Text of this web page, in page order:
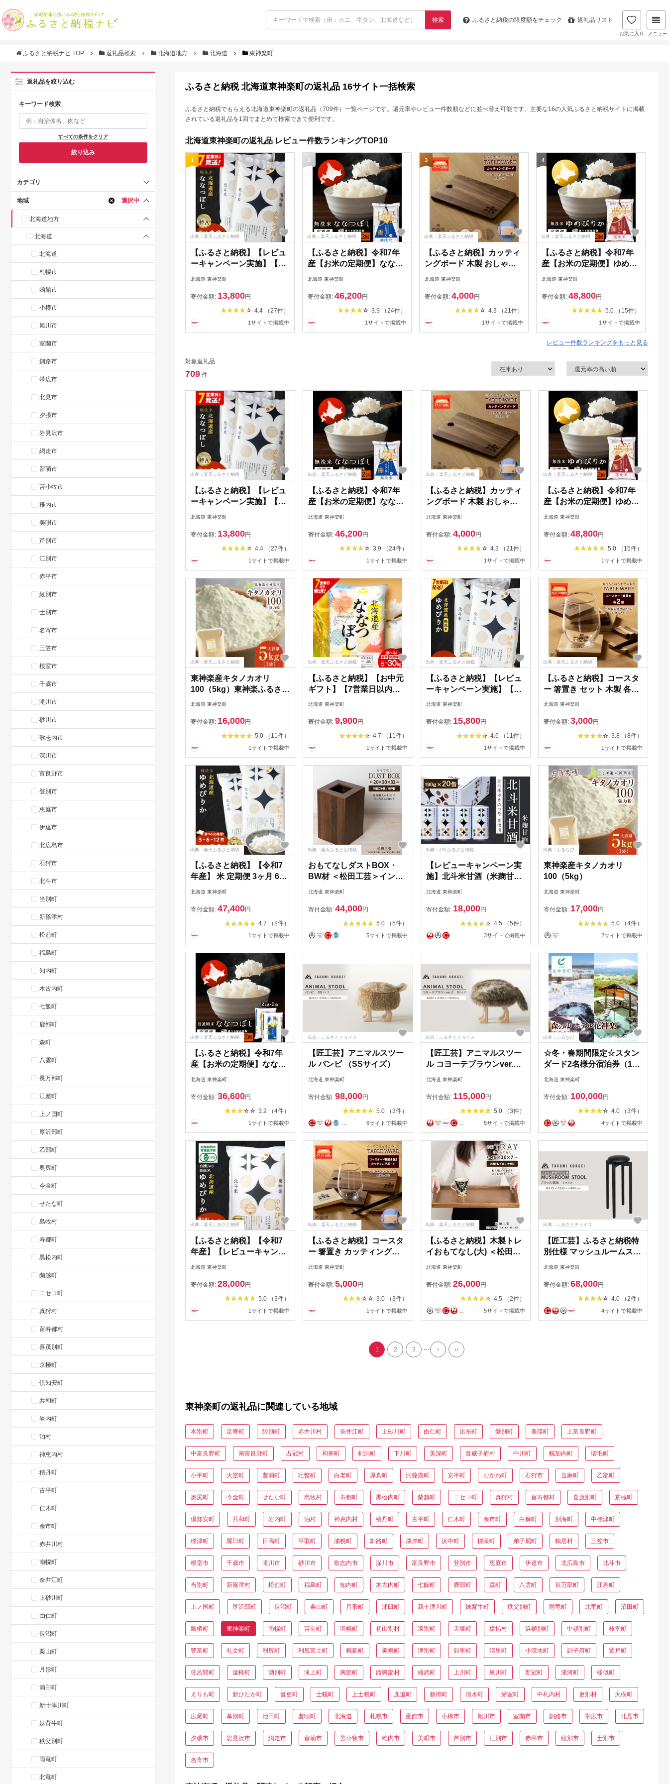
検索 ふるさと納税の限度額をチェック 返礼品リスト
お気に入り メニュー
ふるさと納税ナビ TOP 返礼品検索 北海道地方 北海道 東神楽町
返礼品を絞り込む
キーワード検索
すべての条件をクリア
絞り込み
カテゴリ
地域 選択中
北海道地方
北海道
北海道
札幌市
函館市
小樽市
旭川市
室蘭市
釧路市
帯広市
北見市
夕張市
岩見沢市
網走市
留萌市
苫小牧市
稚内市
美唄市
芦別市
江別市
赤平市
紋別市
士別市
名寄市
三笠市
根室市
千歳市
滝川市
砂川市
歌志内市
深川市
富良野市
登別市
恵庭市
伊達市
北広島市
石狩市
北斗市
当別町
新篠津村
松前町
福島町
知内町
木古内町
七飯町
鹿部町
森町
八雲町
長万部町
江差町
上ノ国町
厚沢部町
乙部町
奥尻町
今金町
せたな町
島牧村
寿都町
黒松内町
蘭越町
ニセコ町
真狩村
留寿都村
喜茂別町
京極町
倶知安町
共和町
岩内町
泊村
神恵内村
積丹町
古平町
仁木町
余市町
赤井川村
南幌町
奈井江町
上砂川町
由仁町
長沼町
栗山町
月形町
浦臼町
新十津川町
妹背牛町
秩父別町
雨竜町
北竜町
ふるさと納税 北海道東神楽町の返礼品 16サイト一括検索
ふるさと納税でもらえる北海道東神楽町の返礼品（709件）一覧ページです。還元率やレビュー件数順などに並べ替え可能です。主要な16の人気ふるさと納税サイトに掲載
されている返礼品を1回でまとめて検索できて便利です。
北海道東神楽町の返礼品 レビュー件数ランキングTOP10
1
出典：楽天ふるさと納税
【ふるさと納税】【レビュ
ーキャンペーン実施】【7
営業日以内発送】【令和7
選べる5kg〜30kg 選べる発
送月ふるさと納税 お米 ふ
るさと納税 北海道米 北海
道産お米 東神楽 ふるさと
ト
北海道 東神楽町
寄付金額: 13,800円
4.4 （27件）
1サイトで掲載中
2
出典：楽天ふるさと納税
【ふるさと納税】令和7年
産【お米の定期便】ななつ
ぼし 5kg 《無洗米》 選べ
ふるさと納税 北海道米 北
海道産お米 東神楽 ふるさ
と納税米 お米 道産米 人気
ブランド 米 こめ ふるさと
北海道 東神楽町
寄付金額: 46,200円
3.9 （24件）
1サイトで掲載中
3
出典：楽天ふるさと納税
【ふるさと納税】カッティ
ングボード 木製 おしゃれ
アウトドア 雑貨 まな板＜
調理 木製 調理器具 雑貨 北
海道 東神楽町 ふるさと納
税 北海道
北海道 東神楽町
寄付金額: 4,000円
4.3 （21件）
1サイトで掲載中
4
出典：楽天ふるさと納税
【ふるさと納税】令和7年
産【お米の定期便】ゆめぴ
りか 5kg 《無洗米》 選べ
ふるさと納税 北海道米 北
海道産お米 東神楽 ふるさ
と納税米 お米 道産米 人気
ブランド 米 こめ ふるさと
納税 秋 旬
北海道 東神楽町
寄付金額: 48,800円
5.0 （15件）
1サイトで掲載中
レビュー件数ランキングをもっと見る
対象返礼品
709 件
出典：楽天ふるさと納税
【ふるさと納税】【レビュ
ーキャンペーン実施】【7
営業日以内発送】【令和7
選べる5kg〜30kg 選べる発
送月ふるさと納税 お米 ふ
るさと納税 北海道米 北海
道産お米 東神楽 ふるさと
納税米 お米 柳沼 道産米 人
気ブランド 米 こめ 夏ギフ
ト
北海道 東神楽町
寄付金額: 13,800円
4.4 （27件）
1サイトで掲載中
出典：楽天ふるさと納税
【ふるさと納税】令和7年
産【お米の定期便】ななつ
ぼし 5kg 《無洗米》 選べ
ふるさと納税 北海道米 北
海道産お米 東神楽 ふるさ
と納税米 お米 道産米 人気
ブランド 米 こめ ふるさと
納税 秋 旬 【J165】
北海道 東神楽町
寄付金額:46,200円
3.9 （24件）
1サイトで掲載中
出典：楽天ふるさと納税
【ふるさと納税】カッティ
ングボード 木製 おしゃれ
アウトドア 雑貨 まな板＜
調理 木製 調理器具 雑貨 北
海道 東神楽町 ふるさと納
税 北海道
北海道 東神楽町
寄付金額: 4,000円
4.3 （21件）
1サイトで掲載中
出典：楽天ふるさと納税
【ふるさと納税】令和7年
産【お米の定期便】ゆめぴ
りか 5kg 《無洗米》 選べ
ふるさと納税 北海道米 北
海道産お米 東神楽 ふるさ
と納税米 お米 道産米 人気
ブランド 米 こめ ふるさと
納税 秋 旬
北海道 東神楽町
寄付金額: 48,800円
5.0 （15件）
1サイトで掲載中
出典：楽天ふるさと納税
東神楽産キタノカオリ
100（5kg）東神楽ふるさと
納税 北海道ふるさと納税
リ100 強力粉
北海道 東神楽町
寄付金額: 16,000円
5.0 （11件）
1サイトで掲載中
出典：楽天ふるさと納税
【ふるさと納税】【お中元
ギフト】【7営業日以内発
送】北海道産 ななつぼし
べる発送時期ふるさと納税
お米 ふるさと納税 北海道
米 北海道産お米 東神楽 ふ
産米 人気ブランド 米 こめ
北海道 東神楽町
寄付金額:9,900円
4.7 （11件）
1サイトで掲載中
出典：楽天ふるさと納税
【ふるさと納税】【レビュ
ーキャンペーン実施】【7
営業日以内発送】【令和7
選べる5kg〜30kg 選べる発
送月ふるさと納税 お米 ふ
るさと納税 北海道米 北海
納税米 お米 道産米 人気 柳
沼 人気ブランド こめ 夏ギ
フト
北海道 東神楽町
寄付金額: 15,800円
4.6 （11件）
1サイトで掲載中
出典：楽天ふるさと納税
【ふるさと納税】コースタ
ー 箸置き セット 木製 各2
個 おしゃれ ギフト ＜松田
セット 木製 食器 雑貨 北海
道 東神楽町 ふるさと納税
北海道
北海道 東神楽町
寄付金額: 3,000円
3.8 （8件）
1サイトで掲載中
出典：楽天ふるさと納税
【ふるさと納税】【令和7
年産】 米 定期便 3ヶ月 6ヶ
月 12ヶ月 北斗米ゆめぴり
る定期便 お米 こめ 白米 ご
はん ブランド米 国産米 北
海道産 東神楽町ふるさと納
税 お米 ふるさと納税 北海
道米 北海道産お米 東神楽
ふるさと納税米 道産米
北海道 東神楽町
寄付金額: 47,400円
4.7 （8件）
1サイトで掲載中
出典：楽天ふるさと納税
おもてなしダストBOX・
BW材 ＜松田工芸＞インテ
リア 雑貨 収納 ゴミ箱 ダス
神楽町 ふるさと納税 北海
北海道 東神楽町
寄付金額:44,000円
5.0 （5件）
5サイトで掲載中
出典：JALふるさと納税
【レビューキャンペーン実
施】北斗米甘酒（米麹甘
酒）
北海道 東神楽町
寄付金額: 18,000円
4.5 （5件）
3サイトで掲載中
出典：ふるなび
東神楽産キタノカオリ
100（5kg）
北海道 東神楽町
寄付金額: 17,000円
5.0 （4件）
2サイトで掲載中
出典：楽天ふるさと納税
【ふるさと納税】令和7年
産【お米の定期便】ななつ
ぼし 2kg×2袋 《普通精米》
お米 ふるさと納税 北海道
米 北海道産お米 東神楽 ふ
るさと納税米 お米 道産米
人気ブランド 米 こめ なな
つぼし 精米 ふるさと納税
秋 旬
北海道 東神楽町
寄付金額: 36,600円
3.2 （4件）
1サイトで掲載中
出典：ふるさとチョイス
【匠工芸】アニマルスツー
ル バンビ （SSサイズ）
北海道 東神楽町
寄付金額:98,000円
5.0 （3件）
6サイトで掲載中
出典：ふるさとチョイス
【匠工芸】アニマルスツー
ル コヨーテブラウンver.2
（Sサイズ）
北海道 東神楽町
寄付金額: 115,000円
5.0 （3件）
5サイトで掲載中
出典：ふるなび
☆冬・春期間限定☆スタン
ダード2名様分宿泊券（1泊
2食付）【森のゆホテル花
旅行 チケット 北海道ふる
北海道 東神楽町
寄付金額: 100,000円
4.0 （3件）
4サイトで掲載中
出典：楽天ふるさと納税
【ふるさと納税】【令和7
年産】【レビューキャンペ
ーン実施】有機JAS認証米
選べる5kg〜30kg 国産 北
海道産 令和7年産ふるさと
納税 お米 ふるさと納税 北
海道米 北海道産お米 東神
北海道 東神楽町
寄付金額: 28,000円
5.0 （3件）
1サイトで掲載中
出典：楽天ふるさと納税
【ふるさと納税】コースタ
ー 箸置き カッティングボ
ード セット 木製 おしゃれ
ッチン 台所 調理 木製 調理
器具 コースター 箸置き セ
ット 木製 食器 雑貨 北海道
東神楽町 ふるさと納税 北
北海道 東神楽町
寄付金額:5,000円
3.0 （3件）
1サイトで掲載中
出典：楽天ふるさと納税
【ふるさと納税】木製トレ
イおもてなし(大) ＜松田工
芸＞雑貨 日用品 キッチン
神楽町 ふるさと納税 北海
北海道 東神楽町
寄付金額: 26,000円
4.5 （2件）
5サイトで掲載中
出典：ふるさとチョイス
【匠工芸】ふるさと納税特
別仕様 マッシュルームスツ
ール(ブラック)Lサイズ
北海道 東神楽町
寄付金額: 68,000円
4.0 （2件）
4サイトで掲載中
1 2 3 ... › ››
東神楽町の返礼品に関連している地域
本別町 足寄町 陸別町 赤井川村 奈井江町 上砂川町 由仁町 比布町 愛別町 美瑛町 上富良野町
中富良野町 南富良野町 占冠村 和寒町 剣淵町 下川町 美深町 音威子府村 中川町 幌加内町 増毛町
小平町 大空町 豊浦町 壮瞥町 白老町 厚真町 洞爺湖町 安平町 むかわ町 石狩市 当麻町 乙部町
奥尻町 今金町 せたな町 島牧村 寿都町 黒松内町 蘭越町 ニセコ町 真狩村 留寿都村 喜茂別町 京極町
倶知安町 共和町 岩内町 泊村 神恵内村 積丹町 古平町 仁木町 余市町 白糠町 別海町 中標津町
標津町 羅臼町 日高町 平取町 浦幌町 釧路町 厚岸町 浜中町 標茶町 弟子屈町 鶴居村 三笠市
根室市 千歳市 滝川市 砂川市 歌志内市 深川市 富良野市 登別市 恵庭市 伊達市 北広島市 北斗市
当別町 新篠津村 松前町 福島町 知内町 木古内町 七飯町 鹿部町 森町 八雲町 長万部町 江差町
上ノ国町 厚沢部町 長沼町 栗山町 月形町 浦臼町 新十津川町 妹背牛町 秩父別町 雨竜町 北竜町 沼田町
鷹栖町 東神楽町 南幌町 苫前町 羽幌町 初山別村 遠別町 天塩町 猿払村 浜頓別町 中頓別町 枝幸町
豊富町 礼文町 利尻町 利尻富士町 幌延町 美幌町 津別町 斜里町 清里町 小清水町 訓子府町 置戸町
佐呂間町 遠軽町 湧別町 滝上町 興部町 西興部村 雄武町 上川町 東川町 新冠町 浦河町 様似町
えりも町 新ひだか町 音更町 士幌町 上士幌町 鹿追町 新得町 清水町 芽室町 中札内村 更別村 大樹町
広尾町 幕別町 池田町 豊頃町 北海道 札幌市 函館市 小樽市 旭川市 室蘭市 釧路市 帯広市 北見市
夕張市 岩見沢市 網走市 留萌市 苫小牧市 稚内市 美唄市 芦別市 江別市 赤平市 紋別市 士別市
名寄市